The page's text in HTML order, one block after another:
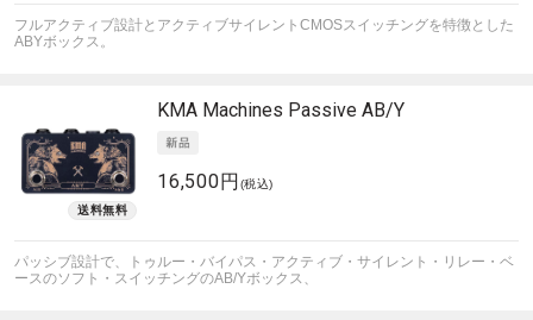
フルアクティブ設計とアクティブサイレントCMOSスイッチングを特徴とした
ABYボックス。
KMA Machines Passive AB/Y
16,500円 (税込)
パッシブ設計で、トゥルー・バイパス・アクティブ・サイレント・リレー・ベ
ースのソフト・スイッチングのAB/Yボックス、